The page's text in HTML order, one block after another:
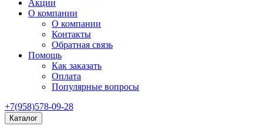
Акции
О компании
О компании
Контакты
Обратная связь
Помощь
Как заказать
Оплата
Популярные вопросы
+7(958)578-09-28
Каталог